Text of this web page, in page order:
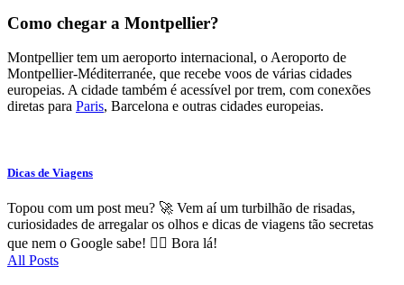
Como chegar a Montpellier?
Montpellier tem um aeroporto internacional, o Aeroporto de
Montpellier-Méditerranée, que recebe voos de várias cidades
europeias. A cidade também é acessível por trem, com conexões
diretas para Paris, Barcelona e outras cidades europeias.
Dicas de Viagens
Topou com um post meu? 🚀 Vem aí um turbilhão de risadas,
curiosidades de arregalar os olhos e dicas de viagens tão secretas
que nem o Google sabe! 🕵️‍♂️ Bora lá!
All Posts